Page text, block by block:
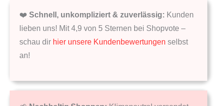
❤️ Schnell, unkompliziert & zuverlässig: Kunden
lieben uns! Mit 4,9 von 5 Sternen bei Shopvote –
schau dir hier unsere Kundenbewertungen selbst
an!